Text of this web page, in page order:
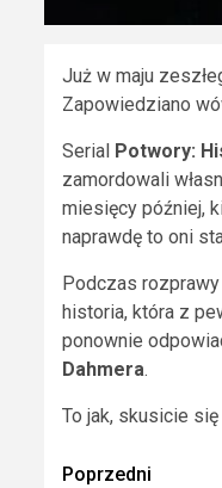
Już w maju
Zapowiedziano
Serial Potwory:
zamordowali
miesięcy później,
naprawdę to oni
Podczas rozprawy
historia, która z
ponownie
Dahmera.
To jak, skusicie
Zobacz
Poprzedni